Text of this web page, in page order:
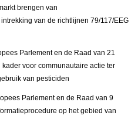
brengen van
van de richtlijnen 79/117/EEG
Parlement en de Raad van 21
voor communautaire actie ter
van pesticiden
Parlement en de Raad van 9
op het gebied van